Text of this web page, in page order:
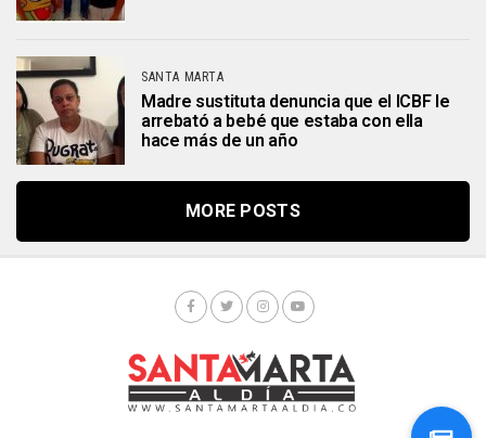
SANTA MARTA
Madre sustituta denuncia que el ICBF le
arrebató a bebé que estaba con ella
hace más de un año
MORE POSTS